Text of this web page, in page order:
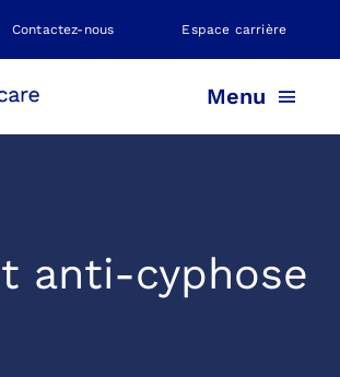
Contactez-nous Espace carrière
Menu
anti-cyphose